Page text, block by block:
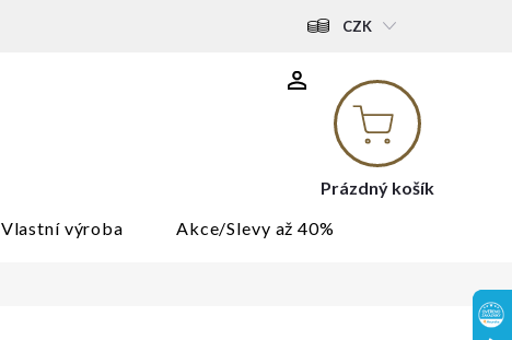
CZK
Nákupní
košík
Prázdný košík
Vlastní výroba Akce/Slevy až 40%